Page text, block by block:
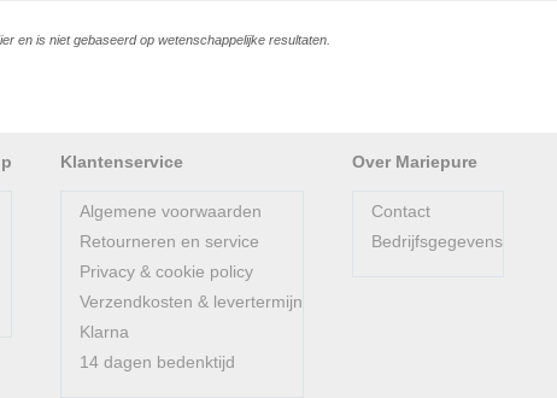
en is niet gebaseerd op wetenschappelijke resultaten.
Klantenservice
Algemene voorwaarden
Retourneren en service
Privacy & cookie policy
Verzendkosten & levertermijn
Klarna
14 dagen bedenktijd
Over Mariepure
Contact
Bedrijfsgegevens